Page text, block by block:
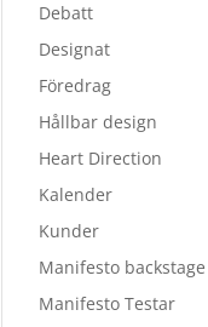
Debatt
Designat
Föredrag
Hållbar design
Heart Direction
Kalender
Kunder
Manifesto backstage
Manifesto Testar